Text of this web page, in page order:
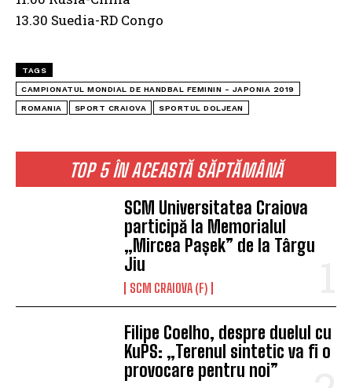
TOP 5 ÎN ACEASTĂ SĂPTĂMÂNĂ
SCM Universitatea Craiova
participă la Memorialul
„Mircea Pașek” de la Târgu
Jiu
SCM CRAIOVA (F)
Filipe Coelho, despre duelul cu
KuPS: „Terenul sintetic va fi o
provocare pentru noi”
13.30 Suedia-RD Congo
TAGS
CAMPIONATUL MONDIAL DE HANDBAL FEMININ - JAPONIA 2019
ROMANIA SPORT CRAIOVA SPORTUL DOLJEAN